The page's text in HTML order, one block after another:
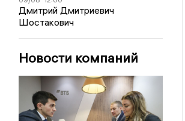
Дмитрий Дмитриевич
Шостакович
Новости компаний